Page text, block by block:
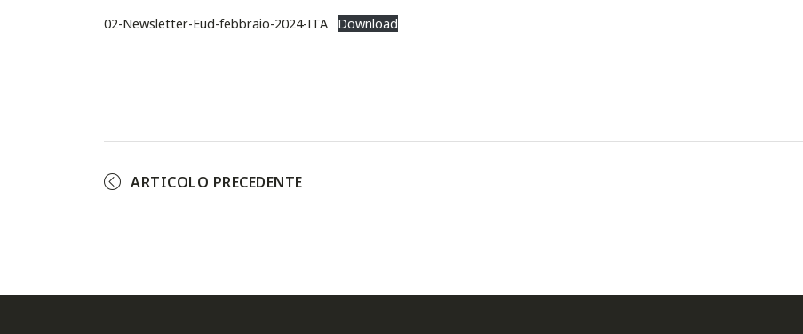
02-Newsletter-Eud-febbraio-2024-ITA Download
ARTICOLO PRECEDENTE